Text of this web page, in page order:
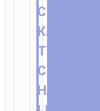
С
КАБЕЛЕМ
TYPE-
C
НА